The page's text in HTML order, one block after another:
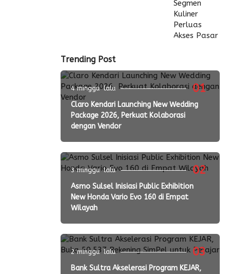
Trending Post
01
4 minggu lalu
Claro Kendari Launching New Wedding
Package 2026, Perkuat Kolaborasi
dengan Vendor
02
3 minggu lalu
Asmo Sulsel Inisiasi Public Exhibition
New Honda Vario Evo 160 di Empat
Wilayah
03
2 minggu lalu
Bank Sultra Akselerasi Program KEJAR,